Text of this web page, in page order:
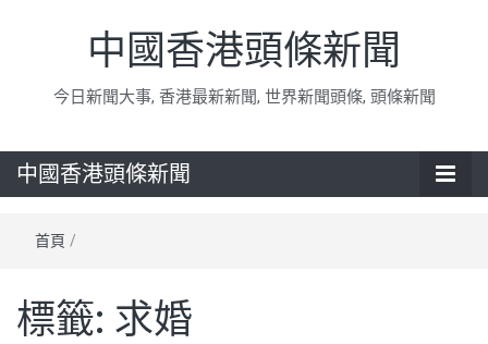
中國香港頭條新聞
今日新聞大事, 香港最新新聞, 世界新聞頭條, 頭條新聞
中國香港頭條新聞
首頁 /
標籤: 求婚